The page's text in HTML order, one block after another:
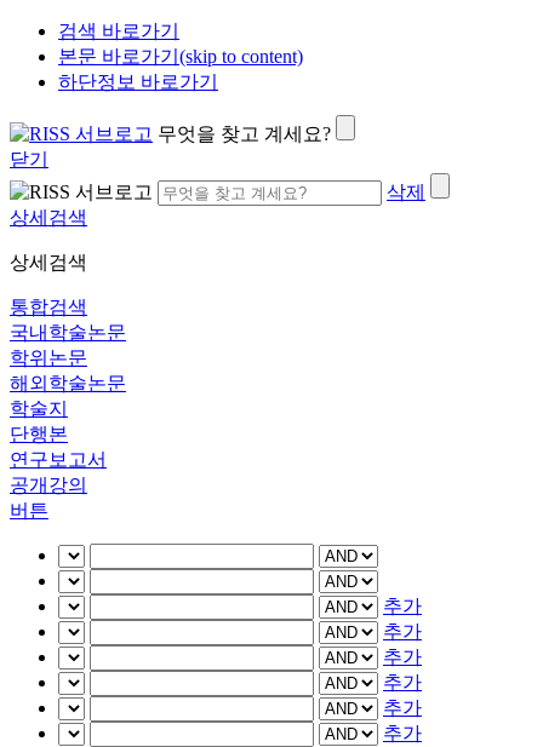
검색 바로가기
본문 바로가기(skip to content)
하단정보 바로가기
무엇을 찾고 계세요?
닫기
삭제
상세검색
상세검색
통합검색
국내학술논문
학위논문
해외학술논문
학술지
단행본
연구보고서
공개강의
버튼
추가
추가
추가
추가
추가
추가